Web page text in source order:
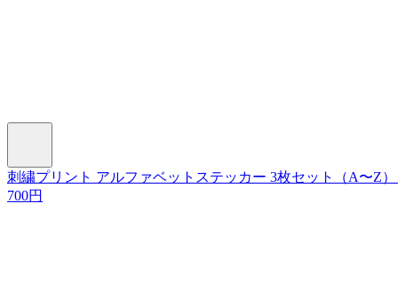
刺繍プリント アルファベットステッカー 3枚セット（A〜Z
700円